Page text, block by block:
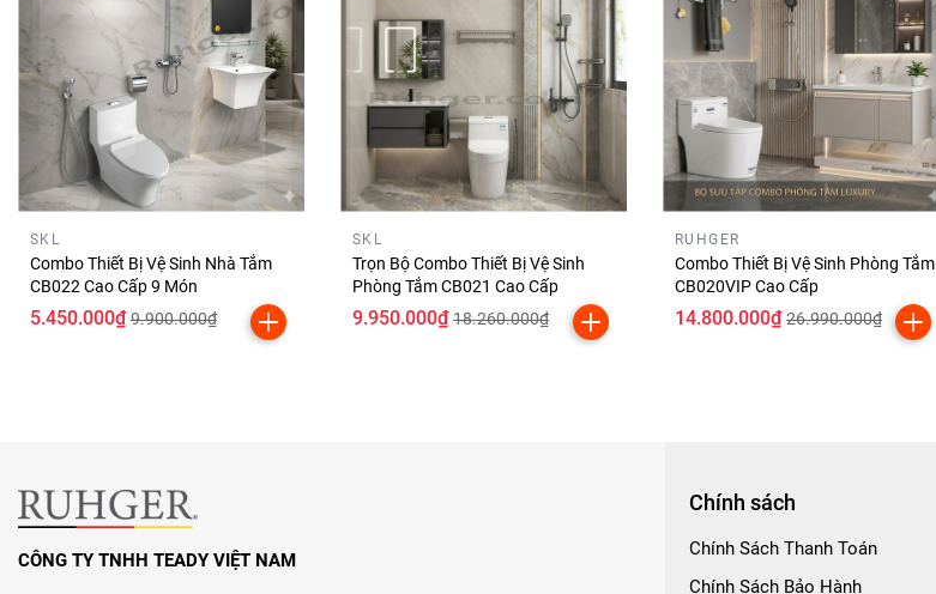
✨ Trọn Bộ Combo CB21 Gồm 10 Món Cao Cấp:
1️⃣ Bồn Cầu Liền Khối Nano Platinum 121
Công nghệ xả xoáy TD –Xả mạnh, sạch, tiết kiệm đến 30% nước
SKL
Combo Thiết Bị Vệ Sinh Nhà Tắm
CB022 Cao Cấp 9 Món
5.450.000₫ 9.900.000₫
SKL
Trọn Bộ Combo Thiết Bị Vệ Sinh
Phòng Tắm CB021 Cao Cấp
9.950.000₫ 18.260.000₫
RUHGER
Combo Thiết Bị Vệ Sinh Phòng Tắm
CB020VIP Cao Cấp
14.800.000₫ 26.990.000₫
CÔNG TY TNHH TEADY VIỆT NAM
Chính sách
Chính Sách Thanh Toán
Chính Sách Bảo Hành